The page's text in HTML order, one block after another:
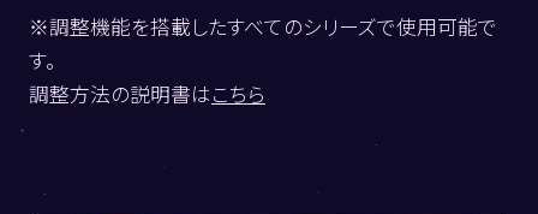
※調整機能を搭載したすべてのシリーズで使用可能で
す。
調整方法の説明書はこちら